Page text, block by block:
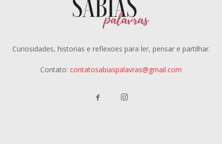
Curiosidades, historias e reflexoes para ler, pensar e partilhar.
Contato: contatosabiaspalavras@gmail.com